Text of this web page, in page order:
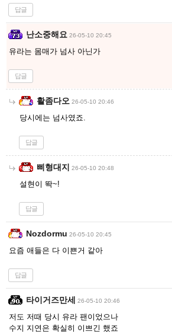
답글
난소중해요 26-05-10 20:45
유라는 몸매가 넘사 아닌가
답글
활좀다오 26-05-10 20:46
당시에는 넘사였죠.
답글
삐형대지 26-05-10 20:48
설현이 똭~!
답글
Nozdormu 26-05-10 20:45
요즘 애들은 다 이쁜거 같아
답글
타이거즈만세 26-05-10 20:46
저도 저때 당시 유라 팬이었으나
수지 지연은 확실히 이쁘긴 했죠